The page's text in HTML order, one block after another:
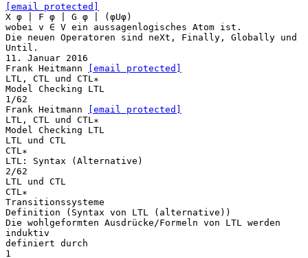
[email protected]
X φ | F φ | G φ | (φUφ)
wobei v ∈ V ein aussagenlogisches Atom ist.
Die neuen Operatoren sind neXt, Finally, Globally und
Until.
11. Januar 2016
Frank Heitmann
[email protected]
LTL, CTL und CTL∗
Model Checking LTL
1/62
Frank Heitmann
[email protected]
LTL, CTL und CTL∗
Model Checking LTL
LTL und CTL
CTL∗
LTL: Syntax (Alternative)
2/62
LTL und CTL
CTL∗
Transitionssysteme
Definition (Syntax von LTL (alternative))
Die wohlgeformten Ausdrücke/Formeln von LTL werden
induktiv
definiert durch
1